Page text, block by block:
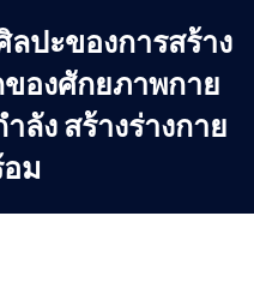
ปะของการสร้าง
องศักยภาพกาย
ลัง สร้างร่างกาย
ม